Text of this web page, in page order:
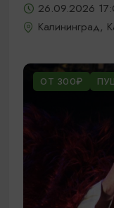
26.09.2026
Калининград,
ОТ 300₽